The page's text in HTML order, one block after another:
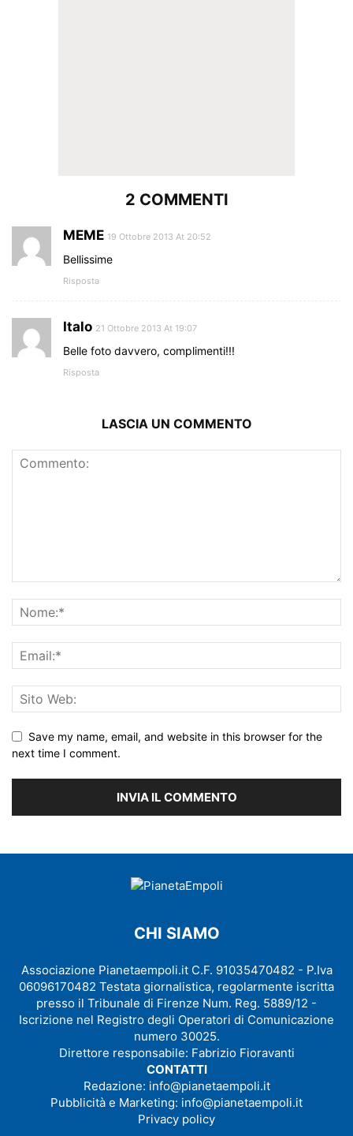
2 COMMENTI
MEME 19 Ottobre 2013 At 20:52
Bellissime
Risposta
Italo 21 Ottobre 2013 At 19:07
Belle foto davvero, complimenti!!!
Risposta
LASCIA UN COMMENTO
Save my name, email, and website in this browser for the
next time I comment.
CHI SIAMO
Associazione Pianetaempoli.it C.F. 91035470482 - P.Iva
06096170482 Testata giornalistica, regolarmente iscritta
presso il Tribunale di Firenze Num. Reg. 5889/12 -
Iscrizione nel Registro degli Operatori di Comunicazione
numero 30025.
Direttore responsabile: Fabrizio Fioravanti
CONTATTI
Redazione: info@pianetaempoli.it
Pubblicità e Marketing: info@pianetaempoli.it
Privacy policy